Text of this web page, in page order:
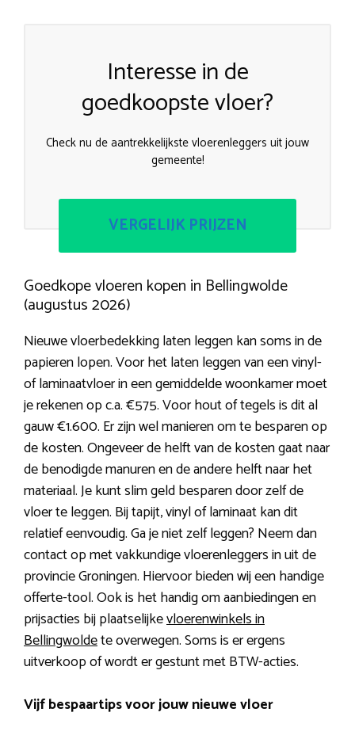
Interesse in de
goedkoopste vloer?
Check nu de aantrekkelijkste vloerenleggers uit jouw
gemeente!
VERGELIJK PRIJZEN
Goedkope vloeren kopen in Bellingwolde
(augustus 2026)
Nieuwe vloerbedekking laten leggen kan soms in de
papieren lopen. Voor het laten leggen van een vinyl-
of laminaatvloer in een gemiddelde woonkamer moet
je rekenen op c.a. €575. Voor hout of tegels is dit al
gauw €1.600. Er zijn wel manieren om te besparen op
de kosten. Ongeveer de helft van de kosten gaat naar
de benodigde manuren en de andere helft naar het
materiaal. Je kunt slim geld besparen door zelf de
vloer te leggen. Bij tapijt, vinyl of laminaat kan dit
relatief eenvoudig. Ga je niet zelf leggen? Neem dan
contact op met vakkundige vloerenleggers in uit de
provincie Groningen. Hiervoor bieden wij een handige
offerte-tool. Ook is het handig om aanbiedingen en
prijsacties bij plaatselijkevloerenwinkels in
Bellingwoldete overwegen. Soms is er ergens
uitverkoop of wordt er gestunt met BTW-acties.
Vijf bespaartips voor jouw nieuwe vloer